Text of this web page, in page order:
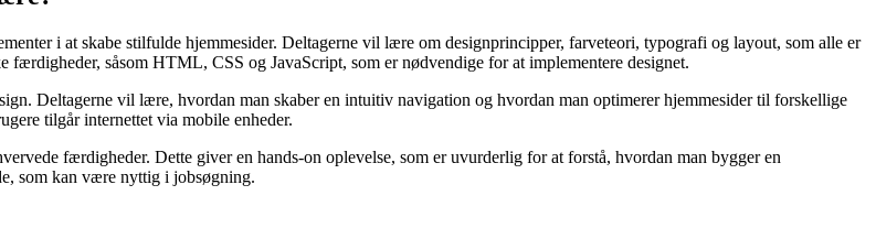
i at skabe stilfulde hjemmesider. Deltagerne vil lære om designprincipper, farveteori, typografi og layout, som alle er
såsom HTML, CSS og JavaScript, som er nødvendige for at implementere designet.
Deltagerne vil lære, hvordan man skaber en intuitiv navigation og hvordan man optimerer hjemmesider til forskellige
tilgår internettet via mobile enheder.
færdigheder. Dette giver en hands-on oplevelse, som er uvurderlig for at forstå, hvordan man bygger en
som kan være nyttig i jobsøgning.